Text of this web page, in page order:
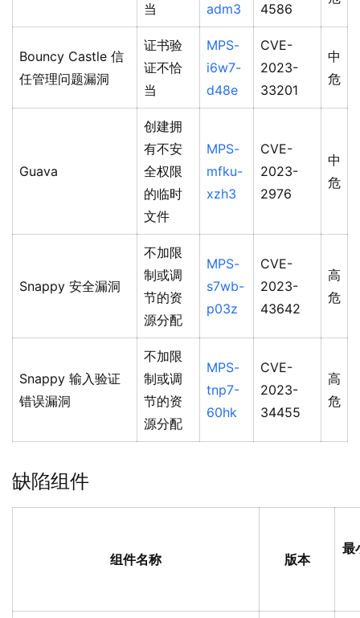
当 adm3 4586
Bouncy Castle 信
任管理问题漏洞
证书验
证不恰
当
MPS-
i6w7-
d48e
CVE-
2023-
33201
中
危
Guava
创建拥
有不安
全权限
的临时
文件
MPS-
mfku-
xzh3
CVE-
2023-
2976
中
危
Snappy 安全漏洞
不加限
制或调
节的资
源分配
MPS-
s7wb-
p03z
CVE-
2023-
43642
高
危
Snappy 输入验证
错误漏洞
不加限
制或调
节的资
源分配
MPS-
tnp7-
60hk
CVE-
2023-
34455
高
危
缺陷组件
组件名称 版本
最